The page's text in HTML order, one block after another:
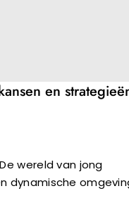
en
wereld van jong
dynamische